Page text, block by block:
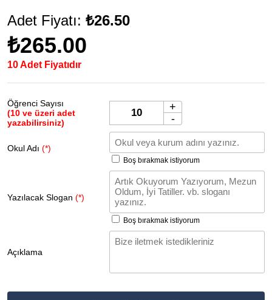
Adet Fiyatı: ₺26.50
₺265.00
10 Adet Fiyatıdır
Öğrenci Sayısı
(10 ve üzeri adet
yazabilirsiniz)
+
-
Okul Adı (*)
Boş bırakmak istiyorum
Yazılacak Slogan (*)
Boş bırakmak istiyorum
Açıklama